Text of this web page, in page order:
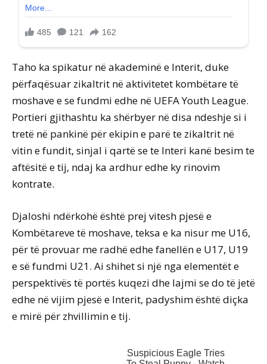
Taho ka spikatur në akademinë e Interit, duke
përfaqësuar zikaltrit në aktivitetet kombëtare të
moshave e se fundmi edhe në UEFA Youth League.
Portieri gjithashtu ka shërbyer në disa ndeshje si i
tretë në pankinë për ekipin e parë te zikaltrit në
vitin e fundit, sinjal i qartë se te Interi kanë besim te
aftësitë e tij, ndaj ka ardhur edhe ky rinovim
kontrate.
Djaloshi ndërkohë është prej vitesh pjesë e
Kombëtareve të moshave, teksa e ka nisur me U16,
për të provuar me radhë edhe fanellën e U17, U19
e së fundmi U21. Ai shihet si një nga elementët e
perspektivës të portës kuqezi dhe lajmi se do të jetë
edhe në vijim pjesë e Interit, padyshim është diçka
e mirë për zhvillimin e tij.